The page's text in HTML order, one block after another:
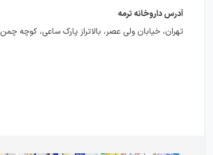
آدرس داروخانه ترمه
تهران، خیابان ولی عصر، بالاتراز پارک ساعی، کوچه چمن